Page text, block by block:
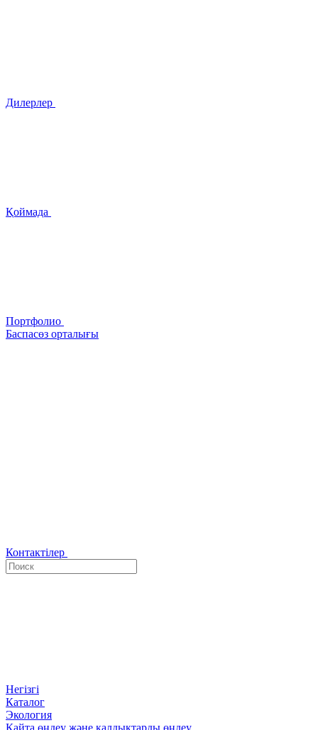
Дилерлер
Қоймада
Портфолио
Баспасөз орталығы
Контактілер
Негізгі
Каталог
Экология
Қайта өңдеу және қалдықтарды өңдеу